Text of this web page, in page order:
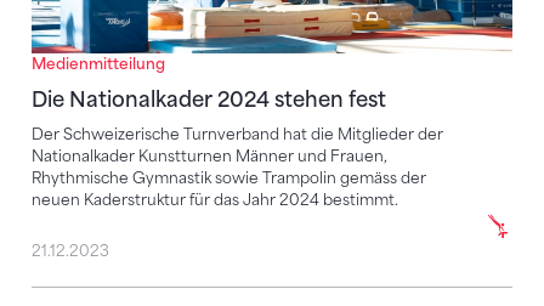
Medienmitteilung
Die Nationalkader 2024 stehen fest
Der Schweizerische Turnverband hat die Mitglieder der
Nationalkader Kunstturnen Männer und Frauen,
Rhythmische Gymnastik sowie Trampolin gemäss der
neuen Kaderstruktur für das Jahr 2024 bestimmt.
21.12.2023